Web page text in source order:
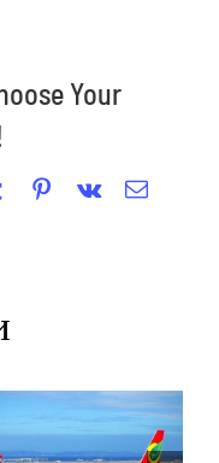
Your
TumblrPinterest
Vk Email